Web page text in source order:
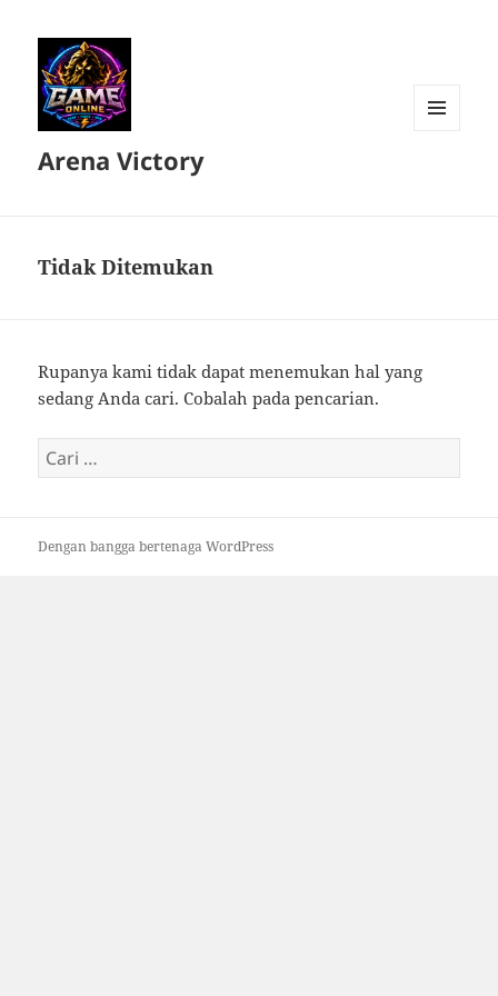
Arena Victory
Tidak Ditemukan
Rupanya kami tidak dapat menemukan hal yang
sedang Anda cari. Cobalah pada pencarian.
Cari
untuk:
Dengan bangga bertenaga WordPress